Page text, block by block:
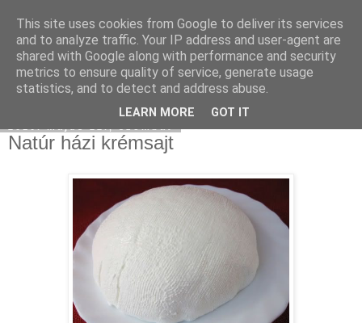
Moha Konyha
Natúr házi krémsajt
This site uses cookies from Google to deliver its services
and to analyze traffic. Your IP address and user-agent are
shared with Google along with performance and security
metrics to ensure quality of service, generate usage
statistics, and to detect and address abuse.
LEARN MORE GOT IT